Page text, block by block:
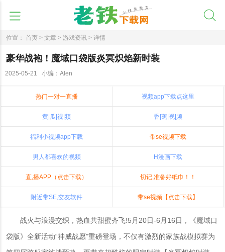
位置： 首页 > 文章 > 游戏资讯 > 详情
豪华战袍！魔域口袋版炎冥炽焰新时装
2025-05-21 小编：Alen
热门一对一直播 视频app下载点这里
黄|瓜|视|频 香|蕉|视|频
福利小视频app下载 带se视频下载
男人都喜欢的视频 H漫画下载
直,播APP（点击下载） 切记,准备好纸巾！！
附近带SE,交友软件 带se视频【点击下载】
战火与浪漫交织，热血共甜蜜齐飞!5月20日-6月16日，《魔域口
袋版》全新活动“神威战愿”重磅登场，不仅有激烈的家族战模拟赛为